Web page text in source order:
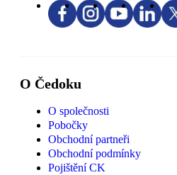
O Čedoku
O společnosti
Pobočky
Obchodní partneři
Obchodní podmínky
Pojištění CK